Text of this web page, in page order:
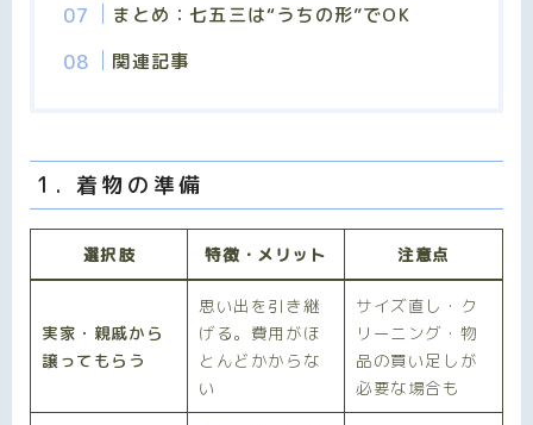
まとめ：七五三は“うちの形”でOK
関連記事
1. 着物の準備
選択肢 特徴・メリット 注意点
実家・親戚から
譲ってもらう
思い出を引き継
げる。費用がほ
とんどかからな
い
サイズ直し・ク
リーニング・物
品の買い足しが
必要な場合も